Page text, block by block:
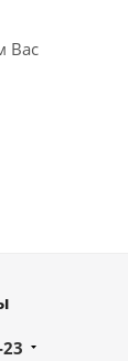
Вас